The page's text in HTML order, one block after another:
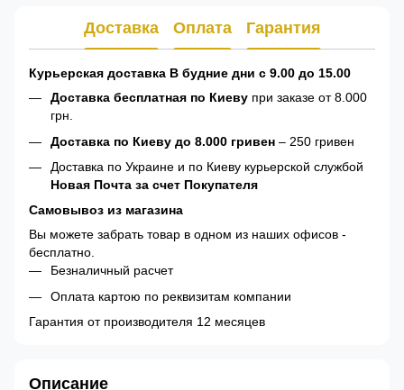
Доставка Оплата Гарантия
Курьерская доставка В будние дни с 9.00 до 15.00
Доставка бесплатная по Киеву при заказе от 8.000
грн.
Доставка по Киеву до 8.000 гривен – 250 гривен
Доставка по Украине и по Киеву курьерской службой
Новая Почта за счет Покупателя
Самовывоз из магазина
Вы можете забрать товар в одном из наших офисов -
бесплатно.
Безналичный расчет
Оплата картою по реквизитам компании
Гарантия от производителя 12 месяцев
Описание